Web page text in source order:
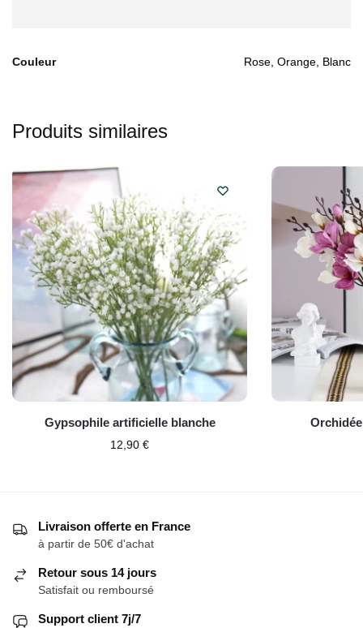
Couleur Rose, Orange, Blanc
Produits similaires
Gypsophile artificielle blanche
12,90 €
Livraison offerte en France
à partir de 50€ d'achat
Retour sous 14 jours
Satisfait ou remboursé
Support client 7j/7